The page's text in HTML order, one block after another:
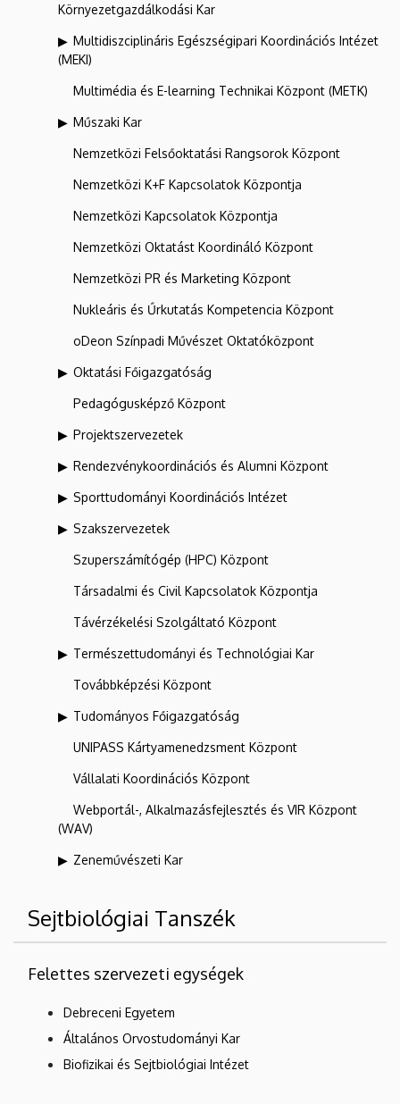
Környezetgazdálkodási Kar
Multidiszciplináris Egészségipari Koordinációs Intézet
(MEKI)
Multimédia és E-learning Technikai Központ (METK)
Műszaki Kar
Nemzetközi Felsőoktatási Rangsorok Központ
Nemzetközi K+F Kapcsolatok Központja
Nemzetközi Kapcsolatok Központja
Nemzetközi Oktatást Koordináló Központ
Nemzetközi PR és Marketing Központ
Nukleáris és Űrkutatás Kompetencia Központ
oDeon Színpadi Művészet Oktatóközpont
Oktatási Főigazgatóság
Pedagógusképző Központ
Projektszervezetek
Rendezvénykoordinációs és Alumni Központ
Sporttudományi Koordinációs Intézet
Szakszervezetek
Szuperszámítógép (HPC) Központ
Társadalmi és Civil Kapcsolatok Központja
Távérzékelési Szolgáltató Központ
Természettudományi és Technológiai Kar
Továbbképzési Központ
Tudományos Főigazgatóság
UNIPASS Kártyamenedzsment Központ
Vállalati Koordinációs Központ
Webportál-, Alkalmazásfejlesztés és VIR Központ
(WAV)
Zeneművészeti Kar
Sejtbiológiai Tanszék
Felettes szervezeti egységek
Debreceni Egyetem
Általános Orvostudományi Kar
Biofizikai és Sejtbiológiai Intézet